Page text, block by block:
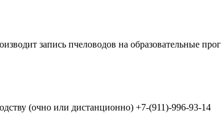
запись пчеловодов на образовательные
(очно или дистанционно) +7-(911)-996-93-14